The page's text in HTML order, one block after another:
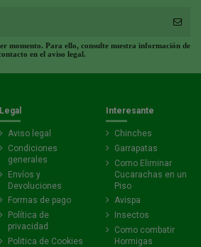
momento. Para ello, consulte nuestra información de
en el aviso legal.
Legal
Aviso legal
Condiciones
generales
Envíos y
Devoluciones
Formas de pago
Política de
privacidad
Politica de Cookies
Interesante
Chinches
Garrapatas
Como Eliminar
Cucarachas en un
Piso
Avispa
Insectos
Como combatir
Hormigas